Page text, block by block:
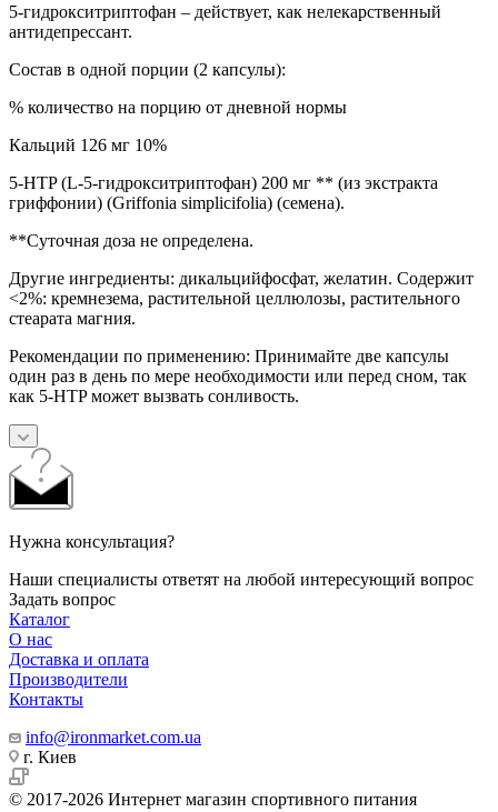
5-гидрокситриптофан – действует, как нелекарственный
антидепрессант.
Состав в одной порции (2 капсулы):
% количество на порцию от дневной нормы
Кальций 126 мг 10%
5-HTP (L-5-гидрокситриптофан) 200 мг ** (из экстракта
гриффонии) (Griffonia simplicifolia) (семена).
**Суточная доза не определена.
Другие ингредиенты: дикальцийфосфат, желатин. Содержит
<2%: кремнезема, растительной целлюлозы, растительного
стеарата магния.
Рекомендации по применению: Принимайте две капсулы
один раз в день по мере необходимости или перед сном, так
как 5-HTP может вызвать сонливость.
Нужна консультация?
Наши специалисты ответят на любой интересующий вопрос
Задать вопрос
Каталог
О нас
Доставка и оплата
Производители
Контакты
info@ironmarket.com.ua
г. Киев
© 2017-2026 Интернет магазин спортивного питания